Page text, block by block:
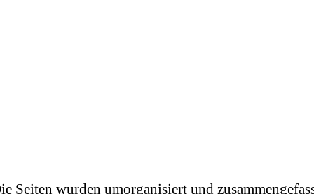
Seiten wurden umorganisiert und